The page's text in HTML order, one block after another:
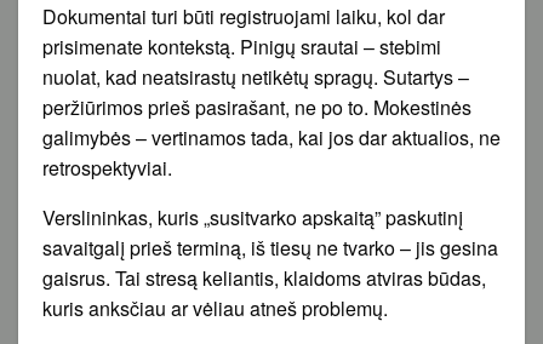
Dokumentai turi būti registruojami laiku, kol dar
prisimenate kontekstą. Pinigų srautai – stebimi
nuolat, kad neatsirastų netikėtų spragų. Sutartys –
peržiūrimos prieš pasirašant, ne po to. Mokestinės
galimybės – vertinamos tada, kai jos dar aktualios, ne
retrospektyviai.
Verslininkas, kuris „susitvarko apskaitą” paskutinį
savaitgalį prieš terminą, iš tiesų ne tvarko – jis gesina
gaisrus. Tai stresą keliantis, klaidoms atviras būdas,
kuris anksčiau ar vėliau atneš problemų.